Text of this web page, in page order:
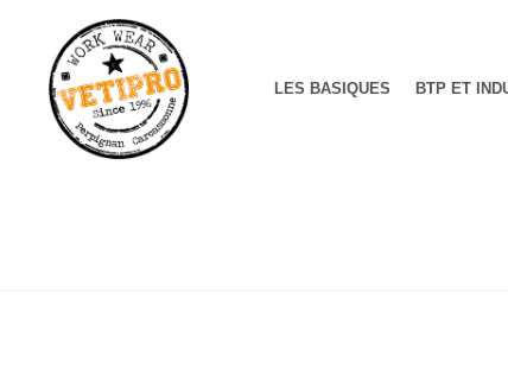
LES BASIQUES BTP ET